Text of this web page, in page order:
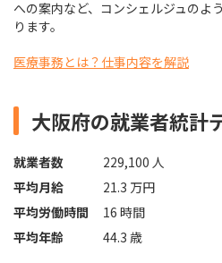
への案内など、コンシェルジュのよ
ります。
医療事務とは？仕事内容を解説
大阪府の就業者統計
就業者数
229,100 人
平均月給
21.3 万円
平均労働時間
16 時間
平均年齢
44.3 歳